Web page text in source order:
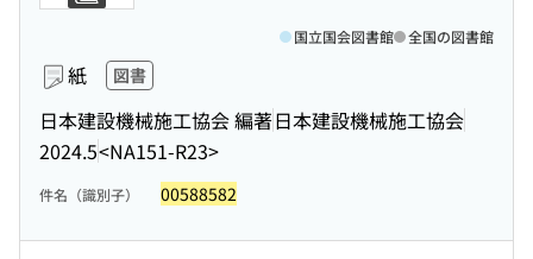
紙 図書
日本建設機械施工協会 編著日本建設機械施工協会
2024.5<NA151-R23>
国立国会図書館 全国の図書館
件名（識別子） 00588582